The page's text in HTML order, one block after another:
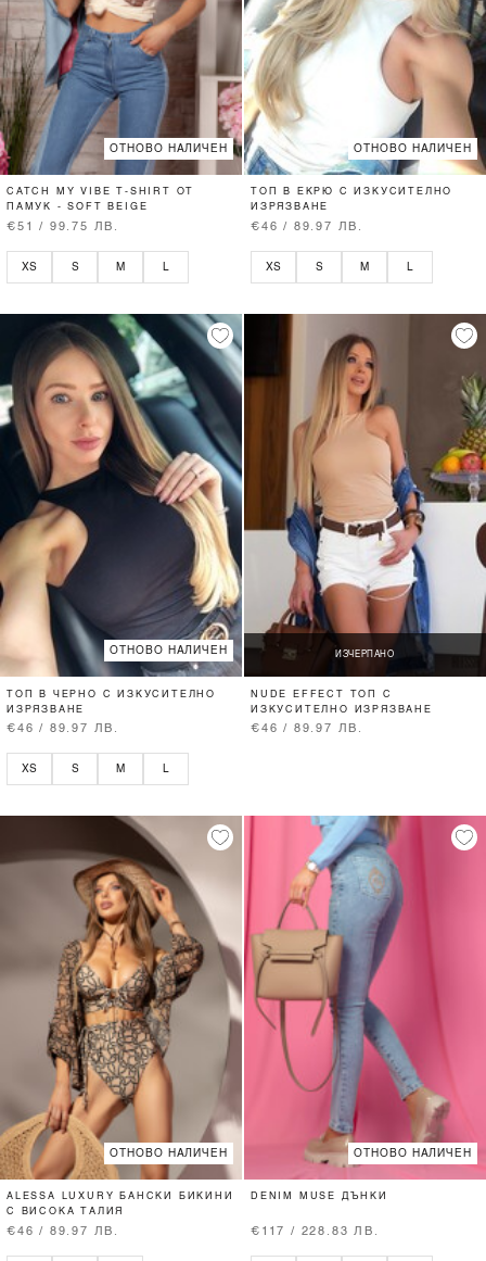
ОТНОВО НАЛИЧЕН
CATCH MY VIBE T-SHIRT ОТ
ПАМУК - SOFT BEIGE
€51 / 99.75 ЛВ.
XS S M
ОТНОВО НАЛИЧЕН
ТОП В ЕКРЮ С ИЗКУСИТЕЛНО
ИЗРЯЗВАНЕ
€46 / 89.97 ЛВ.
XS S M
ОТНОВО НАЛИЧЕН
ТОП В ЧЕРНО С ИЗКУСИТЕЛНО
ИЗРЯЗВАНЕ
€46 / 89.97 ЛВ.
XS S M L
ИЗЧЕРПАНО
NUDE EFFECT ТОП С
ИЗКУСИТЕЛНО ИЗРЯЗВАНЕ
€46 / 89.97 ЛВ.
ОТНОВО НАЛИЧЕН
ALESSA LUXURY БАНСКИ БИКИНИ
С ВИСОКА ТАЛИЯ
€46 / 89.97 ЛВ.
ОТНОВО НАЛИЧЕН
DENIM MUSE ДЪНКИ
€117 / 228.83 ЛВ.